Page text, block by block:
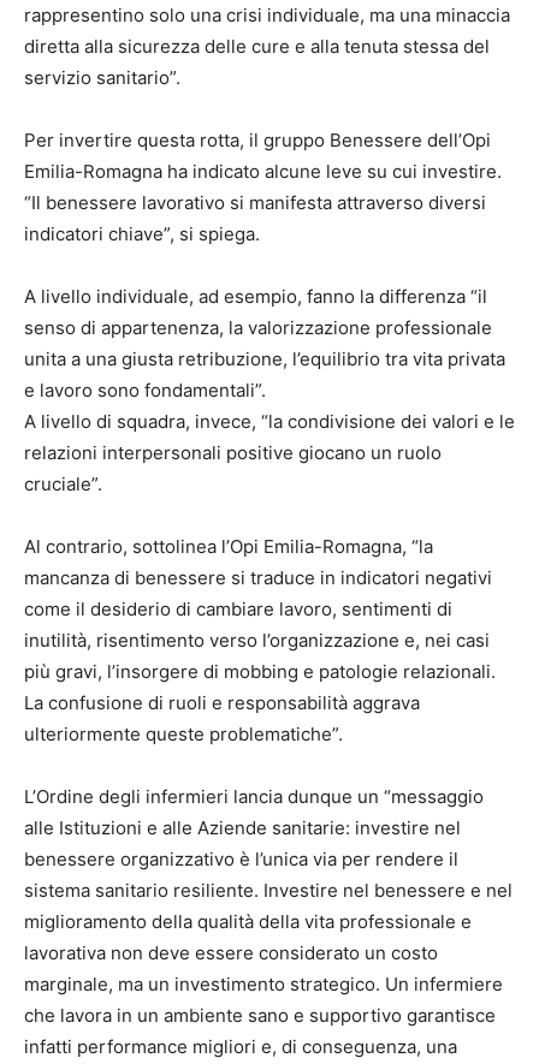
rappresentino solo una crisi individuale, ma una minaccia
diretta alla sicurezza delle cure e alla tenuta stessa del
servizio sanitario”.
Per invertire questa rotta, il gruppo Benessere dell’Opi
Emilia-Romagna ha indicato alcune leve su cui investire.
“Il benessere lavorativo si manifesta attraverso diversi
indicatori chiave”, si spiega.
A livello individuale, ad esempio, fanno la differenza “il
senso di appartenenza, la valorizzazione professionale
unita a una giusta retribuzione, l’equilibrio tra vita privata
e lavoro sono fondamentali”.
A livello di squadra, invece, “la condivisione dei valori e le
relazioni interpersonali positive giocano un ruolo
cruciale”.
Al contrario, sottolinea l’Opi Emilia-Romagna, “la
mancanza di benessere si traduce in indicatori negativi
come il desiderio di cambiare lavoro, sentimenti di
inutilità, risentimento verso l’organizzazione e, nei casi
più gravi, l’insorgere di mobbing e patologie relazionali.
La confusione di ruoli e responsabilità aggrava
ulteriormente queste problematiche”.
L’Ordine degli infermieri lancia dunque un “messaggio
alle Istituzioni e alle Aziende sanitarie: investire nel
benessere organizzativo è l’unica via per rendere il
sistema sanitario resiliente. Investire nel benessere e nel
miglioramento della qualità della vita professionale e
lavorativa non deve essere considerato un costo
marginale, ma un investimento strategico. Un infermiere
che lavora in un ambiente sano e supportivo garantisce
infatti performance migliori e, di conseguenza, una